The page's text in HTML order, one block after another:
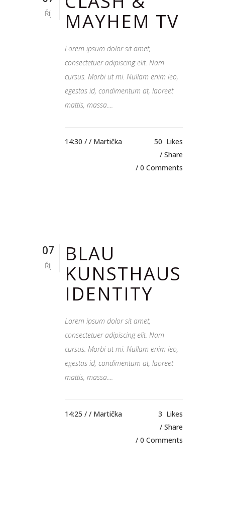
Říj
MAYHEM TV
Lorem ipsum dolor sit amet,
consectetuer adipiscing elit. Nam
cursus. Morbi ut mi. Nullam enim leo,
egestas id, condimentum at, laoreet
mattis, massa....
14:30 / / Martička 50 Likes
Share
0 Comments
07
Říj
BLAU
KUNSTHAUS
IDENTITY
Lorem ipsum dolor sit amet,
consectetuer adipiscing elit. Nam
cursus. Morbi ut mi. Nullam enim leo,
egestas id, condimentum at, laoreet
mattis, massa....
14:25 / / Martička 3 Likes
Share
0 Comments